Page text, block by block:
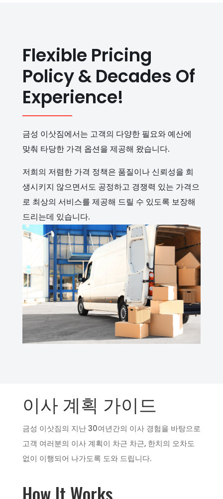
Flexible Pricing
Policy & Decades Of
Experience!
금성 이삿짐에서는 고객의 다양한 필요와 예산에
맞춰 타당한 가격 옵션을 제공해 왔습니다.
저희의 저렴한 가격 정책은 품질이나 신뢰성을 희
생시키지 않으면서도 공정하고 경쟁력 있는 가격으
로 최상의 서비스를 제공해 드릴 수 있도록 보장해
드리는데 있습니다.
이사 계획 가이드
금성 이삿짐의 지난 30여년간의 이사 경험을 바탕으로
고객 여러분의 이사 계획이 차근 차근, 한치의 오차도
없이 이행되어 나가도록 도와 드립니다.
How It Works